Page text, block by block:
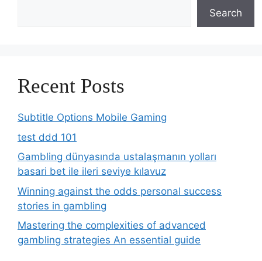
Search
Recent Posts
Subtitle Options Mobile Gaming
test ddd 101
Gambling dünyasında ustalaşmanın yolları
basari bet ile ileri seviye kılavuz
Winning against the odds personal success
stories in gambling
Mastering the complexities of advanced
gambling strategies An essential guide